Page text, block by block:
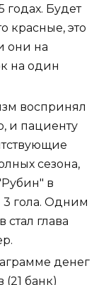
Будет
красные, это
они на
на один
воспринял
и пациенту
сезона,
в
гола. Одним
глава
денег
банк)